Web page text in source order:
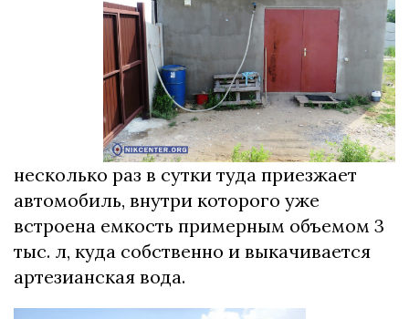
несколько раз в сутки туда приезжает
автомобиль, внутри которого уже
встроена емкость примерным объемом 3
тыс. л, куда собственно и выкачивается
артезианская вода.